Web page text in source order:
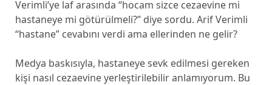
Verimli’ye laf arasında “hocam sizce cezaevine mi
hastaneye mi götürülmeli?” diye sordu. Arif Verimli
“hastane” cevabını verdi ama ellerinden ne gelir?
Medya baskısıyla, hastaneye sevk edilmesi gereken
kişi nasıl cezaevine yerleştirilebilir anlamıyorum. Bu